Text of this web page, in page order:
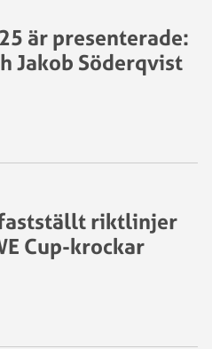
är presenterade:
Jakob Söderqvist
riktlinjer
Cup-krockar